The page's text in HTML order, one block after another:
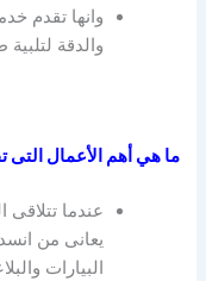
وانها تقدم
والدقة
ما هي أهم الأعمال
عندما
يعانى من